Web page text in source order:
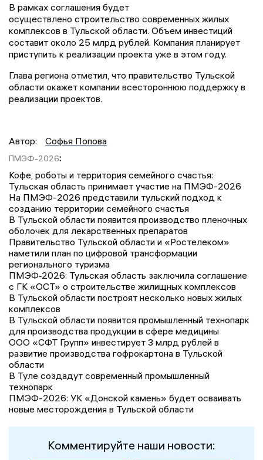
В рамках соглашения будет
осуществлено строительство современных жилых
комплексов в Тульской области. Объем инвестиций
составит около 25 млрд рублей. Компания планирует
приступить к реализации проекта уже в этом году.
Глава региона отметил, что правительство Тульской
области окажет компании всестороннюю поддержку в
реализации проектов.
Автор: Софья Попова
ПМЭФ-2026:
Кофе, роботы и территория семейного счастья:
Тульская область принимает участие на ПМЭФ-2026
На ПМЭФ-2026 представили тульский подход к
созданию территории семейного счастья
В Тульской области появится производство пленочных
оболочек для лекарственных препаратов
Правительство Тульской области и «Ростелеком»
наметили план по цифровой трансформации
регионального туризма
ПМЭФ‑2026: Тульская область заключила соглашение
с ГК «ОСТ» о строительстве жилищных комплексов
В Тульской области построят несколько новых жилых
комплексов
В Тульской области появится промышленный технопарк
для производства продукции в сфере медицины
ООО «СФТ Групп» инвестирует 3 млрд рублей в
развитие производства гофрокартона в Тульской
области
В Туле создадут современный промышленный
технопарк
ПМЭФ-2026: УК «Донской камень» будет осваивать
новые месторождения в Тульской области
Комментируйте наши новости: